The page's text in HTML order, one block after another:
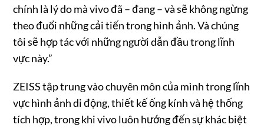
chính là lý do mà vivo đã – đang – và sẽ không ngừng
theo đuổi những cải tiến trong hình ảnh. Và chúng
tôi sẽ hợp tác với những người dẫn đầu trong lĩnh
vực này.”
ZEISS tập trung vào chuyên môn của mình trong lĩnh
vực hình ảnh di động, thiết kế ống kính và hệ thống
tích hợp, trong khi vivo luôn hướng đến sự khác biệt